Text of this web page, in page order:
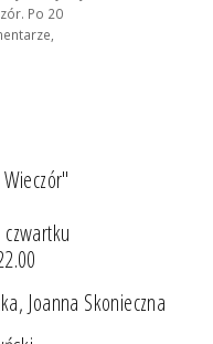
Po 20
Joanna Skonieczna